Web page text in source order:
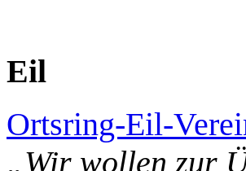
Eil
Ortsring-Eil-
„Wir wollen zur